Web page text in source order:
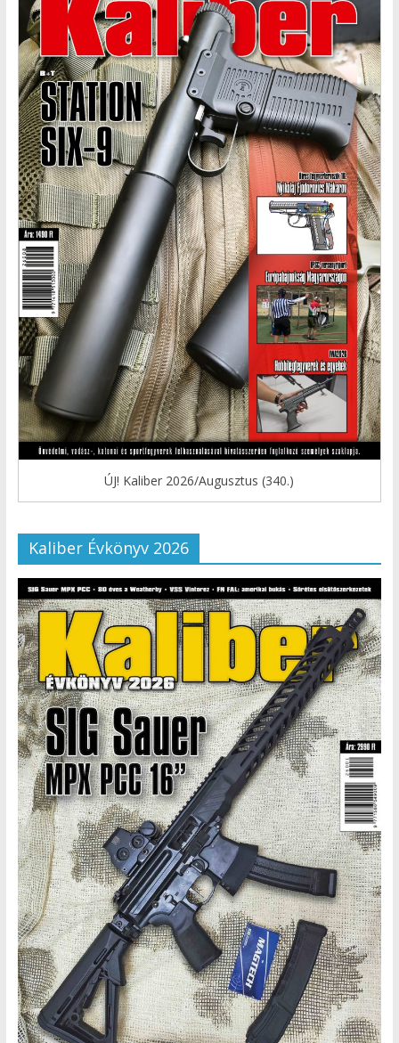
ÚJ! Kaliber 2026/Augusztus (340.)
Kaliber Évkönyv 2026